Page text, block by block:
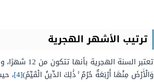
ترتيب الأشهر الهجرية
وَالْأَرْضَ مِنْهَا أَرْبَعَةٌ حُرُمٌ ۚ ذَٰلِكَ الدِّينُ الْقَيِّمُ)[4] ،